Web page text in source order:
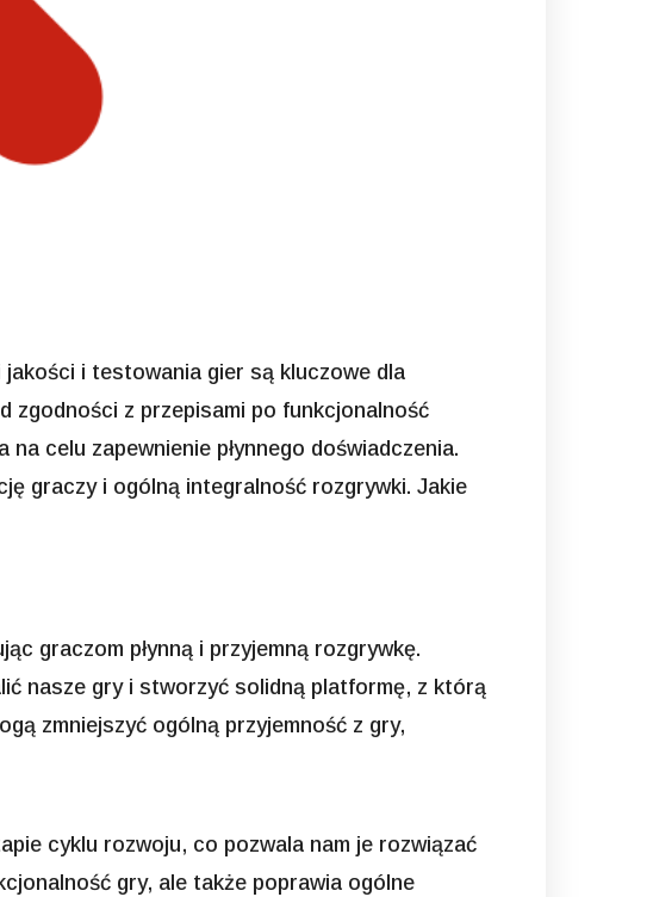
i testowania gier są kluczowe dla
zgodności z przepisami po funkcjonalność
celu zapewnienie płynnego doświadczenia.
graczy i ogólną integralność rozgrywki. Jakie
graczom płynną i przyjemną rozgrywkę.
nasze gry i stworzyć solidną platformę, z którą
zmniejszyć ogólną przyjemność z gry,
cyklu rozwoju, co pozwala nam je rozwiązać
gry, ale także poprawia ogólne